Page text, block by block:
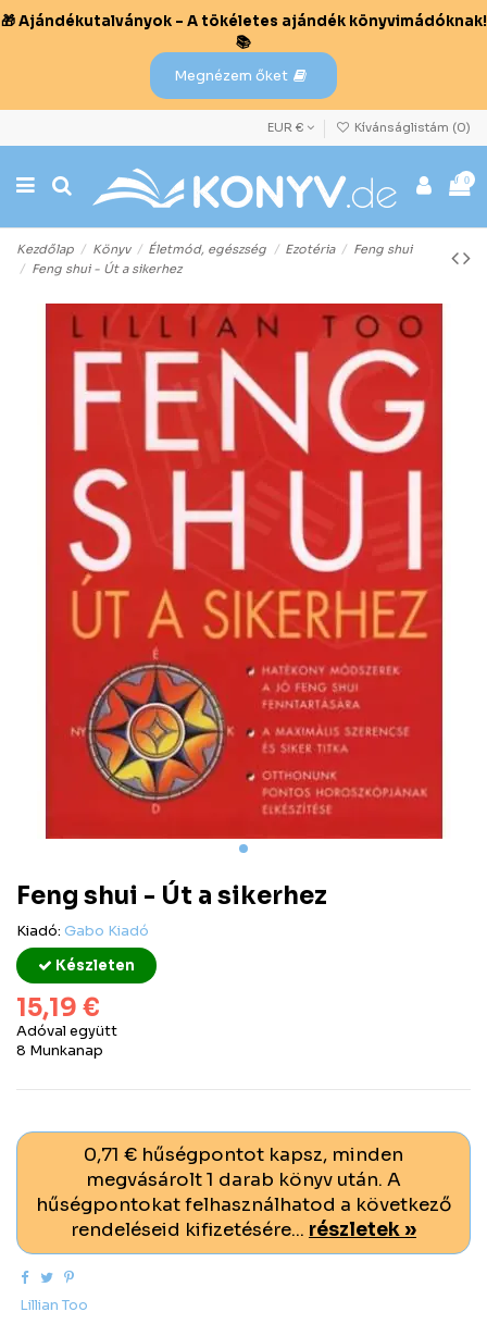
🎁 Ajándékutalványok – A tökéletes ajándék könyvimádóknak!
📚
Megnézem őket
EUR € Kívánságlistám (0)
0
Kezdőlap Könyv Életmód, egészség Ezotéria
Feng shui
Feng shui - Út a sikerhez
Feng shui - Út a sikerhez
Kiadó: Gabo Kiadó
Készleten
15,19 €
Adóval együtt
8 Munkanap
0,71 € hűségpontot kapsz, minden
megvásárolt 1 darab könyv után. A
hűségpontokat felhasználhatod a következő
rendeléseid kifizetésére... részletek »
Lillian Too